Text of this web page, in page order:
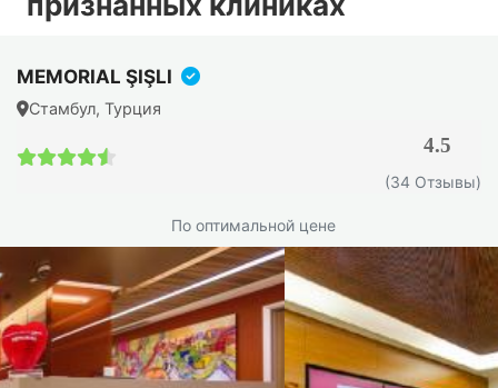
MEMORIAL ŞIŞLI
Стамбул, Турция
4.5
(34 Отзывы)
По оптимальной цене